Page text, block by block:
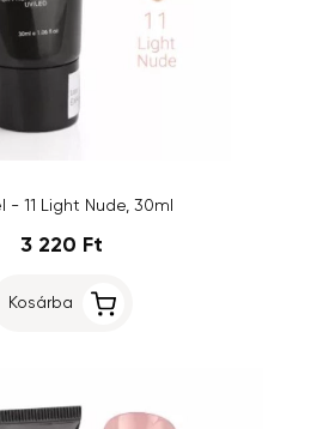
- 11 Light Nude, 30ml
3 220 Ft
Kosárba